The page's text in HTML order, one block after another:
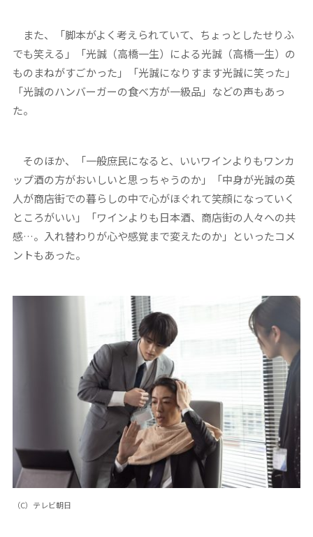
また、「脚本がよく考えられていて、ちょっとしたせりふ
でも笑える」「光誠（高橋一生）による光誠（高橋一生）の
ものまねがすごかった」「光誠になりすます光誠に笑った」
「光誠のハンバーガーの食べ方が一級品」などの声もあっ
た。
そのほか、「一般庶民になると、いいワインよりもワンカ
ップ酒の方がおいしいと思っちゃうのか」「中身が光誠の英
人が商店街での暮らしの中で心がほぐれて笑顔になっていく
ところがいい」「ワインよりも日本酒、商店街の人々への共
感…。入れ替わりが心や感覚まで変えたのか」といったコメ
ントもあった。
（C）テレビ朝日